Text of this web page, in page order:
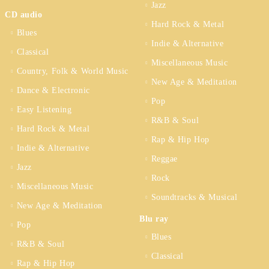
CD audio
Blues
Classical
Country, Folk & World Music
Dance & Electronic
Easy Listening
Hard Rock & Metal
Indie & Alternative
Jazz
Miscellaneous Music
New Age & Meditation
Pop
R&B & Soul
Rap & Hip Hop
Jazz
Hard Rock & Metal
Indie & Alternative
Miscellaneous Music
New Age & Meditation
Pop
R&B & Soul
Rap & Hip Hop
Reggae
Rock
Soundtracks & Musical
Blu ray
Blues
Classical